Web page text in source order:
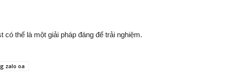
có thể là một giải pháp đáng để trải nghiệm.
zalo oa